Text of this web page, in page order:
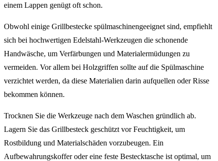
einem Lappen genügt oft schon.
Obwohl einige Grillbestecke spülmaschinengeeignet sind, empfiehlt
sich bei hochwertigen Edelstahl-Werkzeugen die schonende
Handwäsche, um Verfärbungen und Materialermüdungen zu
vermeiden. Vor allem bei Holzgriffen sollte auf die Spülmaschine
verzichtet werden, da diese Materialien darin aufquellen oder Risse
bekommen können.
Trocknen Sie die Werkzeuge nach dem Waschen gründlich ab.
Lagern Sie das Grillbesteck geschützt vor Feuchtigkeit, um
Rostbildung und Materialschäden vorzubeugen. Ein
Aufbewahrungskoffer oder eine feste Bestecktasche ist optimal, um